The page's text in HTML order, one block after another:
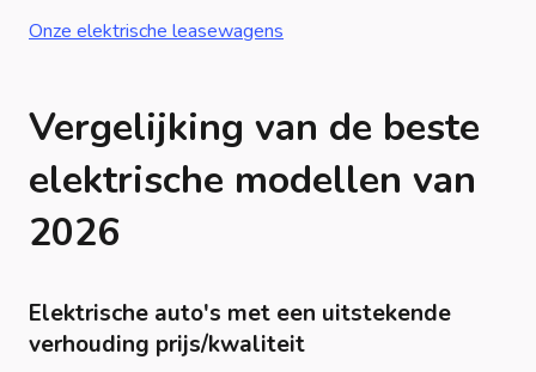
Onze elektrische leasewagens
Vergelijking van de beste
elektrische modellen van
2026
Elektrische auto's met een uitstekende
verhouding prijs/kwaliteit